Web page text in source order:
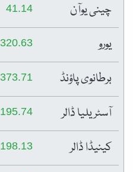
چینی یوآن
41.14
یورو 320.63
برطانوی پاؤنڈ 373.71
آسٹریلیا ڈالر 195.74
کینیڈا ڈالر 198.13